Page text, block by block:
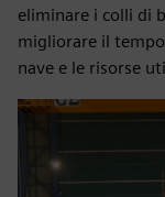
eliminare i colli di
migliorare il
nave e le risorse